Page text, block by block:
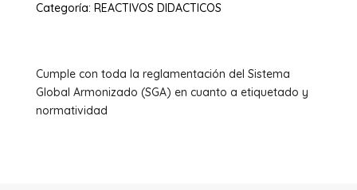
Categoría: REACTIVOS DIDACTICOS
Cumple con toda la reglamentación del Sistema
Global Armonizado (SGA) en cuanto a etiquetado y
normatividad